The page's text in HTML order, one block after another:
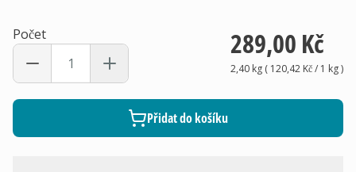
Počet 289,00 Kč
2,40 kg( 120,42 Kč/ 1 kg)
Přidat do košíku